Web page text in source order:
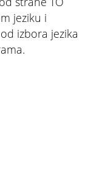
jeziku i
izbora jezika